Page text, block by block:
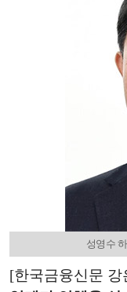
성영수
[한국금융신문 강